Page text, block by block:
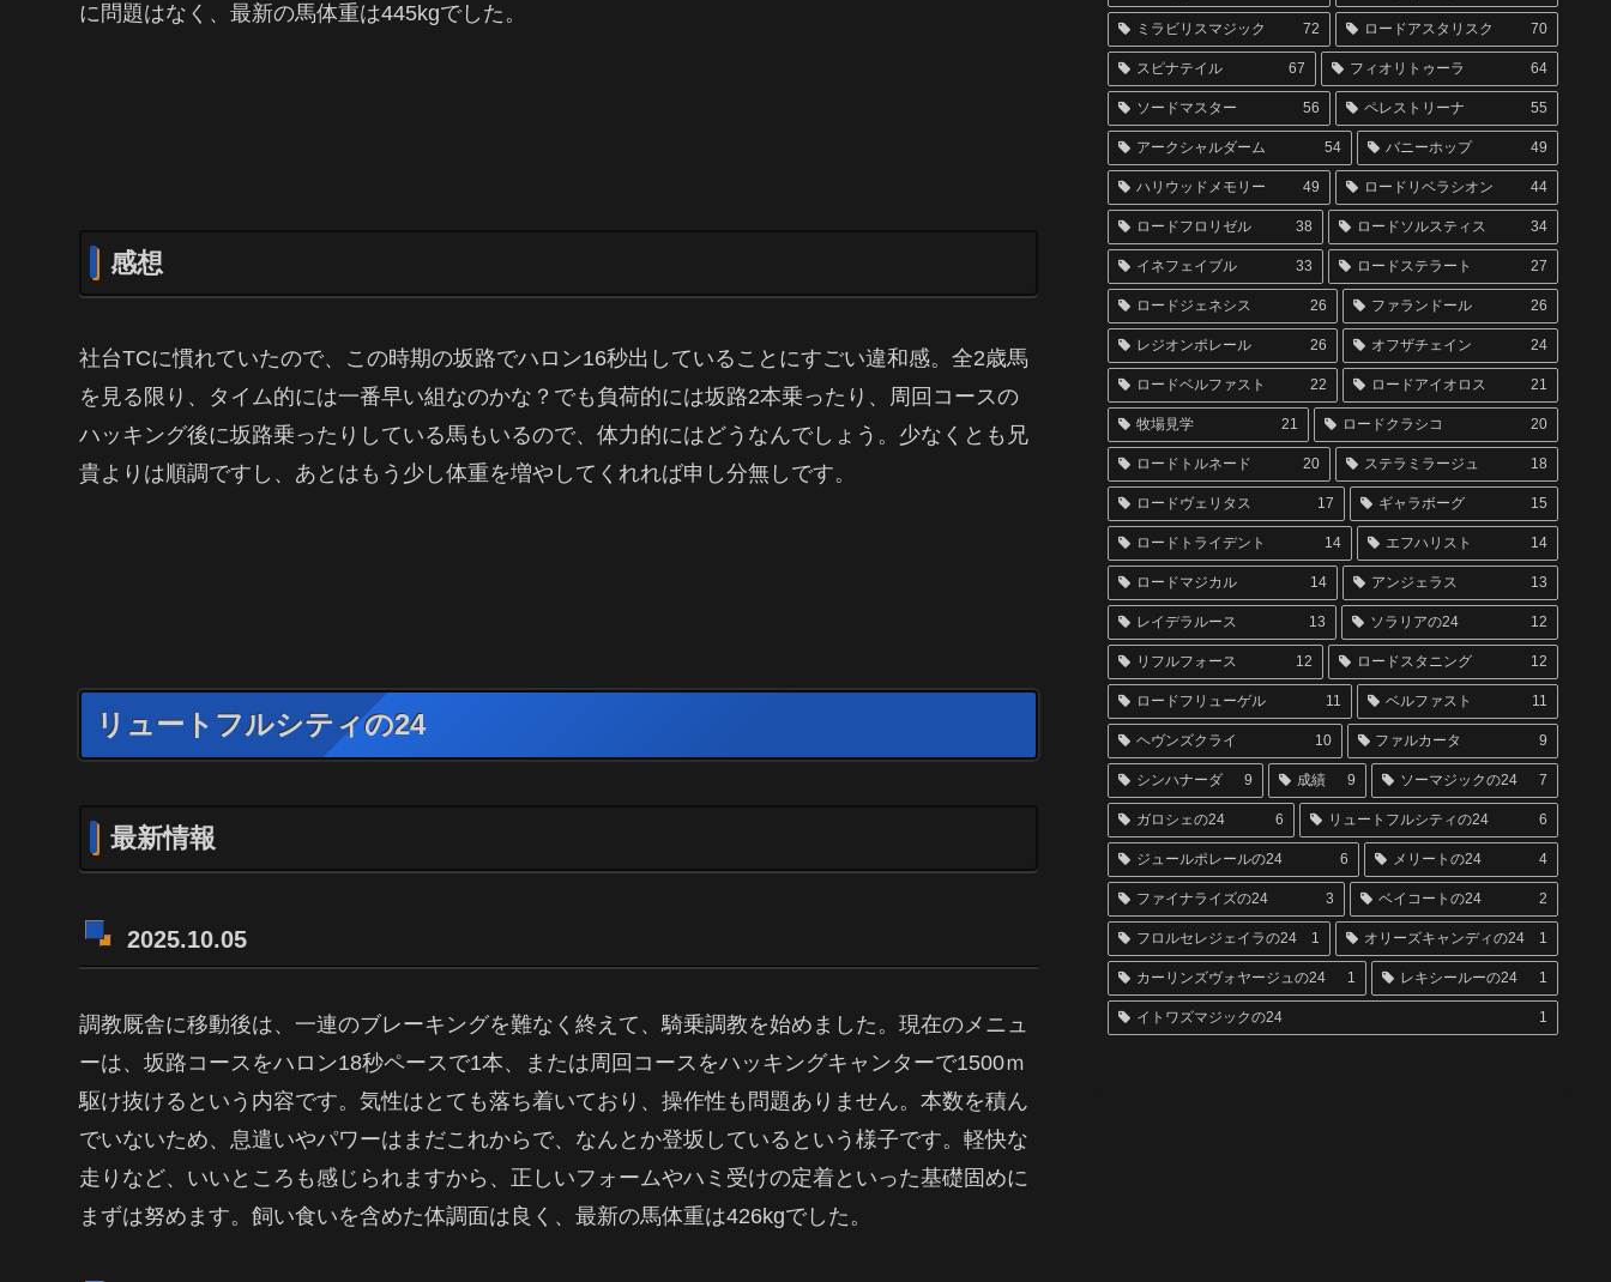
に問題はなく、最新の馬体重は445kgでした。
感想
社台TCに慣れていたので、この時期の坂路でハロン16秒出していることにすごい違和感。全2歳馬
を見る限り、タイム的には一番早い組なのかな？でも負荷的には坂路2本乗ったり、周回コースの
ハッキング後に坂路乗ったりしている馬もいるので、体力的にはどうなんでしょう。少なくとも兄
貴よりは順調ですし、あとはもう少し体重を増やしてくれれば申し分無しです。
リュートフルシティの24
最新情報
2025.10.05
調教厩舎に移動後は、一連のブレーキングを難なく終えて、騎乗調教を始めました。現在のメニュ
ーは、坂路コースをハロン18秒ペースで1本、または周回コースをハッキングキャンターで1500ｍ
駆け抜けるという内容です。気性はとても落ち着いており、操作性も問題ありません。本数を積ん
でいないため、息遣いやパワーはまだこれからで、なんとか登坂しているという様子です。軽快な
走りなど、いいところも感じられますから、正しいフォームやハミ受けの定着といった基礎固めに
まずは努めます。飼い食いを含めた体調面は良く、最新の馬体重は426kgでした。
ミラビリスマジック 72 ロードアスタリスク 70
スピナテイル 67 フィオリトゥーラ 64
ソードマスター 56 ペレストリーナ 55
アークシャルダーム 54 バニーホップ 49
ハリウッドメモリー 49 ロードリベラシオン 44
ロードフロリゼル 38 ロードソルスティス 34
イネフェイブル 33 ロードステラート 27
ロードジェネシス 26 ファランドール 26
レジオンポレール 26 オフザチェイン 24
ロードベルファスト 22 ロードアイオロス 21
牧場見学 21 ロードクラシコ 20
ロードトルネード 20 ステラミラージュ 18
ロードヴェリタス 17 ギャラボーグ 15
ロードトライデント 14 エフハリスト 14
ロードマジカル 14 アンジェラス 13
レイデラルース 13 ソラリアの24 12
リフルフォース 12 ロードスタニング 12
ロードフリューゲル 11 ベルファスト 11
ヘヴンズクライ 10 ファルカータ 9
シンハナーダ 9 成績 9 ソーマジックの24 7
ガロシェの24 6 リュートフルシティの24 6
ジュールポレールの24 6 メリートの24 4
ファイナライズの24 3 ベイコートの24 2
フロルセレジェイラの24 1 オリーズキャンディの24 1
カーリンズヴォヤージュの24 1 レキシールーの24 1
イトワズマジックの24 1